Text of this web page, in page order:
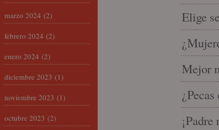
Elige
Mejor
marzo 2024 (2)
febrero 2024 (2)
enero 2024 (2)
diciembre 2023 (1)
noviembre 2023 (1)
octubre 2023 (2)